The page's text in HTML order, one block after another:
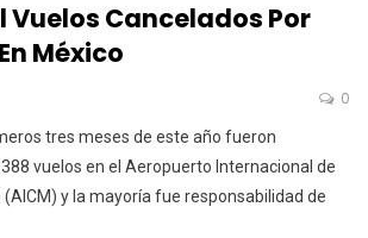
Vuelos Cancelados Por
México
0
tres meses de este año fueron
vuelos en el Aeropuerto Internacional de
(AICM) y la mayoría fue responsabilidad de